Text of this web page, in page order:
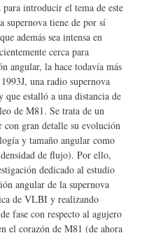
introducir el tema de este
supernova tiene de por sí
además sea intensa en
cerca para
angular, la hace todavía más
una radio supernova
estalló a una distancia de
de M81. Se trata de un
con gran detalle su evolución
y tamaño angular como
de flujo). Por ello,
dedicado al estudio
angular de la supernova
de VLBI y realizando
fase con respecto al agujero
el corazón de M81 (de ahora